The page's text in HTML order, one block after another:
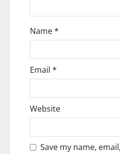
o
n
Name*
Email *
Website
Save my name,